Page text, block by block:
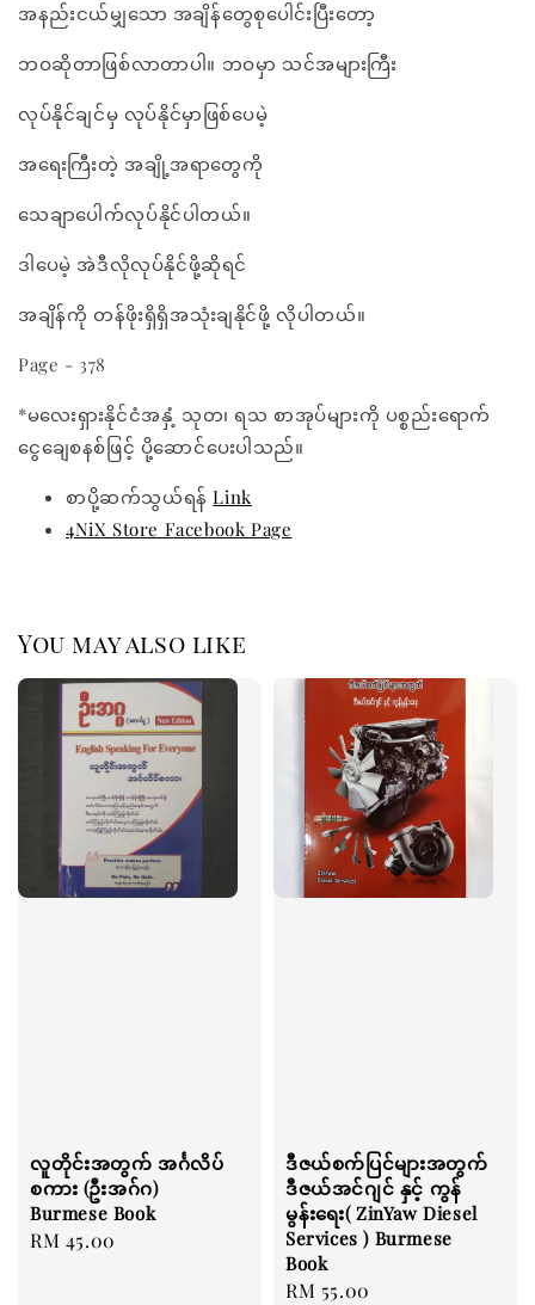
အနည်းငယ်မျှသော အချိန်တွေစုပေါင်းပြီးတော့
ဘဝဆိုတာဖြစ်လာတာပါ။ ဘဝမှာ သင်အများကြီး
လုပ်နိုင်ချင်မှ လုပ်နိုင်မှာဖြစ်ပေမဲ့
အရေးကြီးတဲ့ အချို့အရာတွေကို
သေချာပေါက်လုပ်နိုင်ပါတယ်။
ဒါပေမဲ့ အဲဒီလိုလုပ်နိုင်ဖို့ဆိုရင်
အချိန်ကို တန်ဖိုးရှိရှိအသုံးချနိုင်ဖို့ လိုပါတယ်။
Page - 378
*မလေးရှားနိုင်ငံအနှံ့ သုတ၊ ရသ စာအုပ်များကို ပစ္စည်းရောက်
ငွေချေစနစ်ဖြင့် ပို့ဆောင်ပေးပါသည်။
စာပို့ဆက်သွယ်ရန်Link
4NiX Store Facebook Page
You may also like
လူတိုင်းအတွက် အင်္ဂလိပ်
စကား (ဦးအဂ်ဂ)
Burmese Book
Regular
RM 45.00
ဒီဇယ်စက်ပြင်များအတွက်
ဒီဇယ်အင်ဂျင် နှင့် ကွန်
မွန်းရေး( ZinYaw Diesel
Services ) Burmese
Book
Regular
RM 55.00